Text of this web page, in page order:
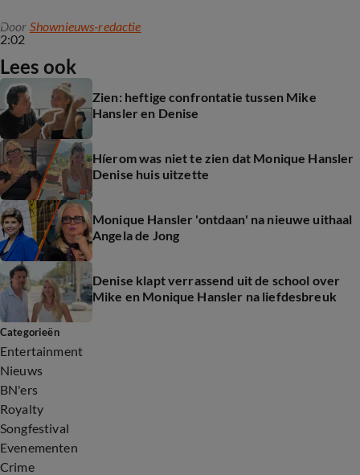
2:02
Door Shownieuws-redactie
Lees ook
Zien: heftige confrontatie tussen Mike
Hansler en Denise
Híerom was niet te zien dat Monique Hansler
Denise huis uitzette
Monique Hansler 'ontdaan' na nieuwe uithaal
Angela de Jong
Denise klapt verrassend uit de school over
Mike en Monique Hansler na liefdesbreuk
Categorieën
Entertainment
Nieuws
BN'ers
Royalty
Songfestival
Evenementen
Crime